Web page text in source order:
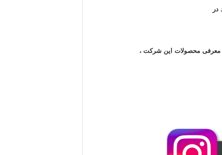
معرفی محصولات این شرکت ،